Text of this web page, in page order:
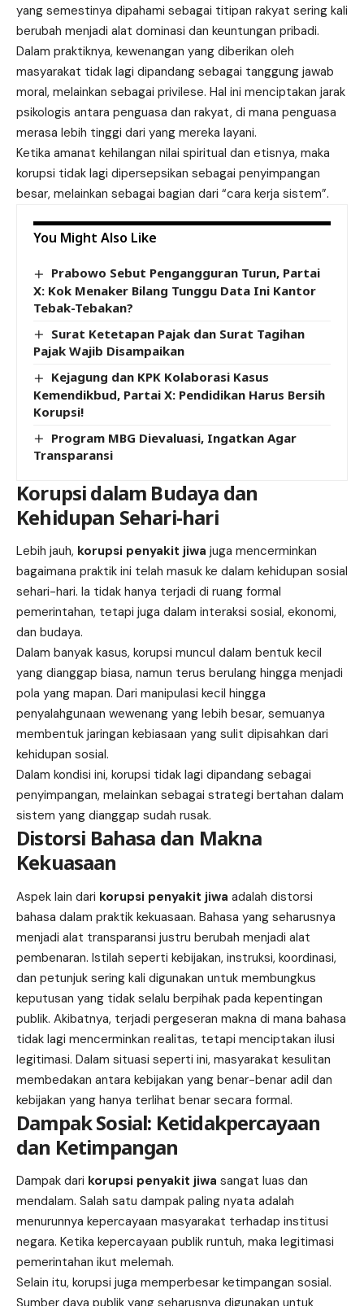
yang semestinya dipahami sebagai titipan rakyat sering kali
berubah menjadi alat dominasi dan keuntungan pribadi.
Dalam praktiknya, kewenangan yang diberikan oleh
masyarakat tidak lagi dipandang sebagai tanggung jawab
moral, melainkan sebagai privilese. Hal ini menciptakan jarak
psikologis antara penguasa dan rakyat, di mana penguasa
merasa lebih tinggi dari yang mereka layani.
Ketika amanat kehilangan nilai spiritual dan etisnya, maka
korupsi tidak lagi dipersepsikan sebagai penyimpangan
besar, melainkan sebagai bagian dari “cara kerja sistem”.
You Might Also Like
Prabowo Sebut Pengangguran Turun, Partai
X: Kok Menaker Bilang Tunggu Data Ini Kantor
Tebak-Tebakan?
Surat Ketetapan Pajak dan Surat Tagihan
Pajak Wajib Disampaikan
Kejagung dan KPK Kolaborasi Kasus
Kemendikbud, Partai X: Pendidikan Harus Bersih
Korupsi!
Program MBG Dievaluasi, Ingatkan Agar
Transparansi
Korupsi dalam Budaya dan
Kehidupan Sehari-hari
Lebih jauh, korupsi penyakit jiwa juga mencerminkan
bagaimana praktik ini telah masuk ke dalam kehidupan sosial
sehari-hari. Ia tidak hanya terjadi di ruang formal
pemerintahan, tetapi juga dalam interaksi sosial, ekonomi,
dan budaya.
Dalam banyak kasus, korupsi muncul dalam bentuk kecil
yang dianggap biasa, namun terus berulang hingga menjadi
pola yang mapan. Dari manipulasi kecil hingga
penyalahgunaan wewenang yang lebih besar, semuanya
membentuk jaringan kebiasaan yang sulit dipisahkan dari
kehidupan sosial.
Dalam kondisi ini, korupsi tidak lagi dipandang sebagai
penyimpangan, melainkan sebagai strategi bertahan dalam
sistem yang dianggap sudah rusak.
Distorsi Bahasa dan Makna
Kekuasaan
Aspek lain dari korupsi penyakit jiwa adalah distorsi
bahasa dalam praktik kekuasaan. Bahasa yang seharusnya
menjadi alat transparansi justru berubah menjadi alat
pembenaran. Istilah seperti kebijakan, instruksi, koordinasi,
dan petunjuk sering kali digunakan untuk membungkus
keputusan yang tidak selalu berpihak pada kepentingan
publik. Akibatnya, terjadi pergeseran makna di mana bahasa
tidak lagi mencerminkan realitas, tetapi menciptakan ilusi
legitimasi. Dalam situasi seperti ini, masyarakat kesulitan
membedakan antara kebijakan yang benar-benar adil dan
kebijakan yang hanya terlihat benar secara formal.
Dampak Sosial: Ketidakpercayaan
dan Ketimpangan
Dampak dari korupsi penyakit jiwa sangat luas dan
mendalam. Salah satu dampak paling nyata adalah
menurunnya kepercayaan masyarakat terhadap institusi
negara. Ketika kepercayaan publik runtuh, maka legitimasi
pemerintahan ikut melemah.
Selain itu, korupsi juga memperbesar ketimpangan sosial.